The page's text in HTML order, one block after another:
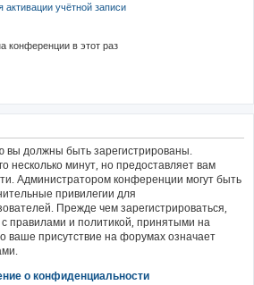
учётной записи
конференции в этот раз
должны быть зарегистрированы.
несколько минут, но предоставляет вам
Администратором конференции могут быть
привилегии для
Прежде чем зарегистрироваться,
правилами и политикой, принятыми на
ваше присутствие на форумах означает
о конфиденциальности